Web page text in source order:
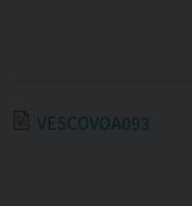
VESCOVOA093